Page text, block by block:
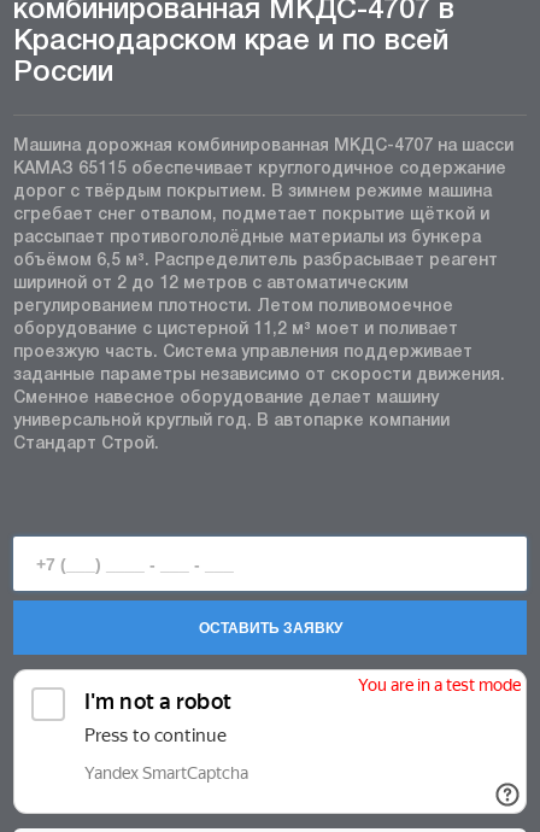
комбинированная МКДС-4707 в
Краснодарском крае и по всей
России
Машина дорожная комбинированная МКДС-4707 на шасси
КАМАЗ 65115 обеспечивает круглогодичное содержание
дорог с твёрдым покрытием. В зимнем режиме машина
сгребает снег отвалом, подметает покрытие щёткой и
рассыпает противогололёдные материалы из бункера
объёмом 6,5 м³. Распределитель разбрасывает реагент
шириной от 2 до 12 метров с автоматическим
регулированием плотности. Летом поливомоечное
оборудование с цистерной 11,2 м³ моет и поливает
проезжую часть. Система управления поддерживает
заданные параметры независимо от скорости движения.
Сменное навесное оборудование делает машину
универсальной круглый год. В автопарке компании
Стандарт Строй.
ОСТАВИТЬ ЗАЯВКУ